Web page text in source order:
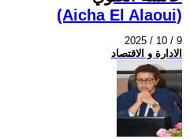
(Aicha El Alaoui)
2025 / 10 / 9
الادارة و الاقتصاد